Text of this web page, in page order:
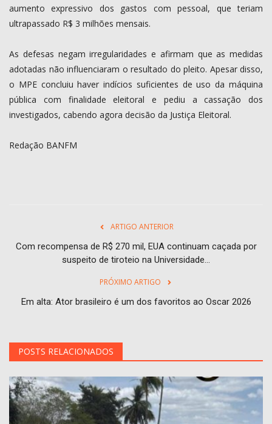
aumento expressivo dos gastos com pessoal, que teriam
ultrapassado R$ 3 milhões mensais.
As defesas negam irregularidades e afirmam que as medidas
adotadas não influenciaram o resultado do pleito. Apesar disso,
o MPE concluiu haver indícios suficientes de uso da máquina
pública com finalidade eleitoral e pediu a cassação dos
investigados, cabendo agora decisão da Justiça Eleitoral.
Redação BANFM
ARTIGO ANTERIOR
Com recompensa de R$ 270 mil, EUA continuam caçada por
suspeito de tiroteio na Universidade...
PRÓXIMO ARTIGO
Em alta: Ator brasileiro é um dos favoritos ao Oscar 2026
POSTS RELACIONADOS